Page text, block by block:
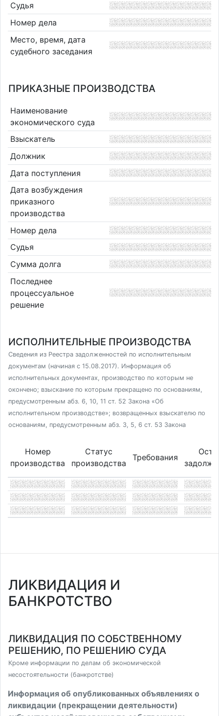
Судья
Номер дела
Место, время, дата
судебного заседания
ПРИКАЗНЫЕ ПРОИЗВОДСТВА
Наименование
экономического суда
Взыскатель
Должник
Дата поступления
Дата возбуждения
приказного
производства
Номер дела
Судья
Сумма долга
Последнее
процессуальное
решение
ИСПОЛНИТЕЛЬНЫЕ ПРОИЗВОДСТВА
Сведения из Реестра задолженностей по исполнительным
документам (начиная с 15.08.2017). Информация об
исполнительных документах, производство по которым не
окончено; взыскание по которым прекращено по основаниям,
предусмотренным абз. 6, 10, 11 ст. 52 Закона «Об
исполнительном производстве»; возвращенных взыскателю по
основаниям, предусмотренным абз. 3, 5, 6 ст. 53 Закона
Номер
производства
Статус
производства
Требования
ЛИКВИДАЦИЯ И
БАНКРОТСТВО
ЛИКВИДАЦИЯ ПО СОБСТВЕННОМУ
РЕШЕНИЮ, ПО РЕШЕНИЮ СУДА
Кроме информации по делам об экономической
несостоятельности (банкротстве)
Информация об опубликованных объявлениях о
ликвидации (прекращении деятельности)